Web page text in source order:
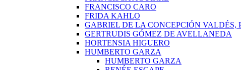
FRANCISCO CARO
FRIDA KAHLO
GABRIEL DE LA CONCEPCIÓN VALDÉS,
GERTRUDIS GÓMEZ DE AVELLANEDA
HORTENSIA HIGUERO
HUMBERTO GARZA
HUMBERTO GARZA